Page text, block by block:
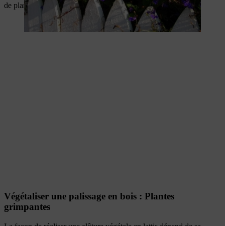
de plantes fleuries et persistantes.
Végétaliser une palissage en bois : Plantes
grimpantes